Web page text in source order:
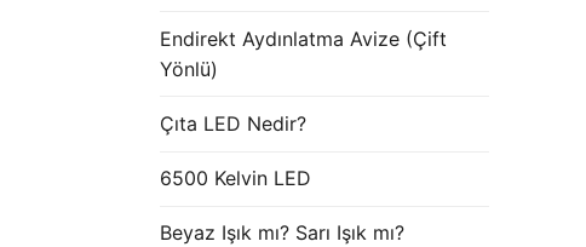
Endirekt Aydınlatma Avize (Çift
Yönlü)
Çıta LED Nedir?
6500 Kelvin LED
Beyaz Işık mı? Sarı Işık mı?